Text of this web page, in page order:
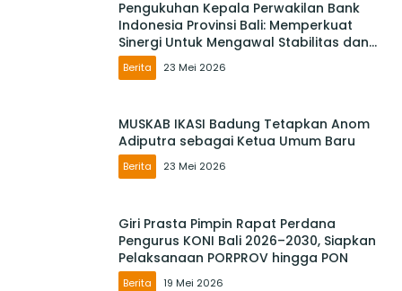
Pengukuhan Kepala Perwakilan Bank
Indonesia Provinsi Bali: Memperkuat
Sinergi Untuk Mengawal Stabilitas dan
Mendorong Pertumbuhan Ekonomi Bali
Berita 23 Mei 2026
MUSKAB IKASI Badung Tetapkan Anom
Adiputra sebagai Ketua Umum Baru
Berita 23 Mei 2026
Giri Prasta Pimpin Rapat Perdana
Pengurus KONI Bali 2026–2030, Siapkan
Pelaksanaan PORPROV hingga PON
Berita 19 Mei 2026